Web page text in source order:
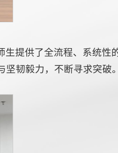
提供了全流程、系统性
韧毅力，不断寻求突破。